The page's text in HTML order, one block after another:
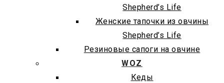
Shepherd’s Life
Женские тапочки из овчины
Shepherd’s Life
Резиновые сапоги на овчине
WOZ
Кеды